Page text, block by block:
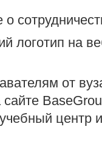
логотип на
от
сайте
центр